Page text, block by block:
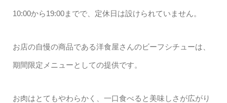
10:00から19:00までで、定休日は設けられていません。
お店の自慢の商品である洋食屋さんのビーフシチューは、
期間限定メニューとしての提供です。
お肉はとてもやわらかく、一口食べると美味しさが広がり